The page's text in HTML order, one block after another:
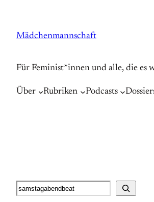
springen
Mädchenmannschaft
Für Feminist*innen und alle, die es
Über Rubriken Podcasts
Suche